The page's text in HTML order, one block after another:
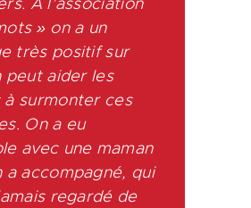
» on a un
très positif sur
peut aider les
à surmonter ces
On a eu
avec une maman
a accompagné, qui
regardé de